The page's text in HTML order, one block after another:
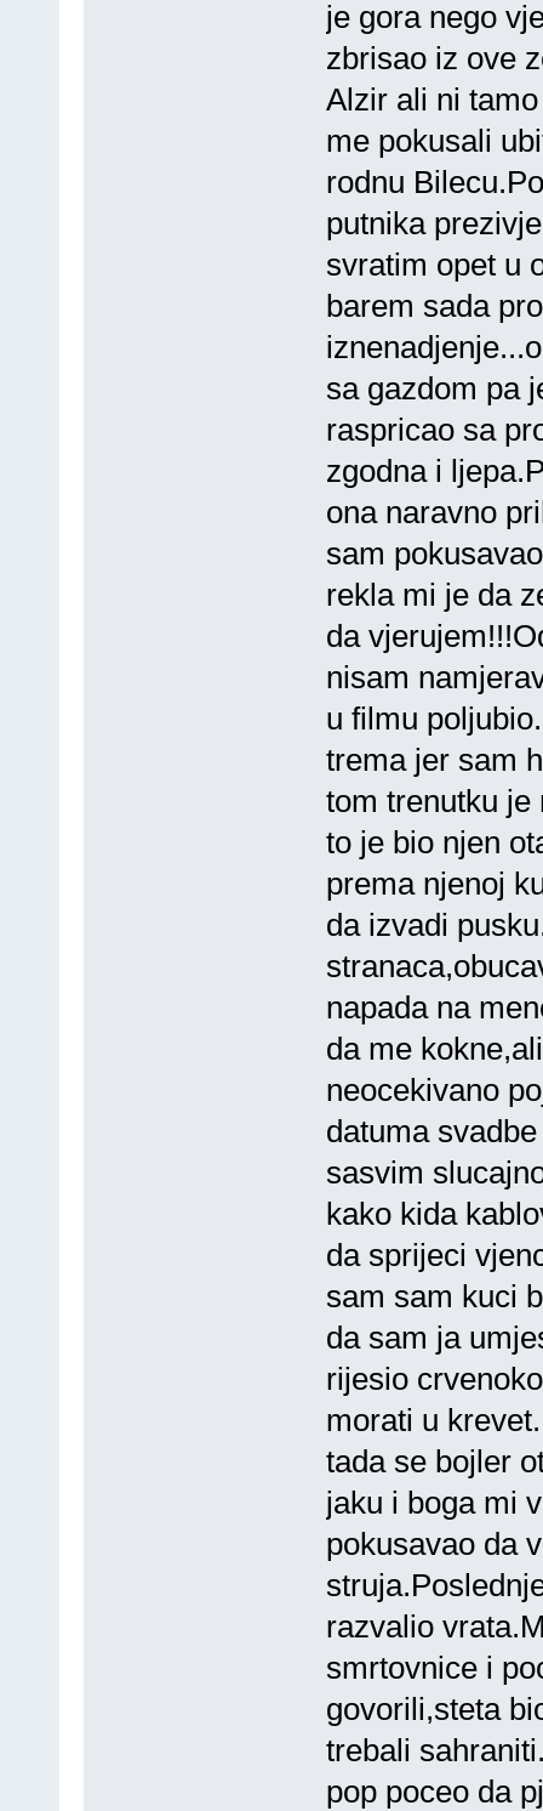
je gora nego
zbrisao iz ove
Alzir ali ni
me pokusali
rodnu
putnika
svratim opet u
barem sada
sa gazdom pa
raspricao sa
zgodna i
ona naravno
sam
rekla mi je da
da
nisam
u filmu
trema jer sam
tom trenutku je
to je bio njen
prema njenoj
da izvadi
napada na
da me
neocekivano
datuma
sasvim
kako kida
da sprijeci
sam sam kuci
da sam ja
rijesio
morati u
tada se bojler
jaku i boga mi
pokusavao da
razvalio
smrtovnice i
govorili,steta
trebali
pop poceo da